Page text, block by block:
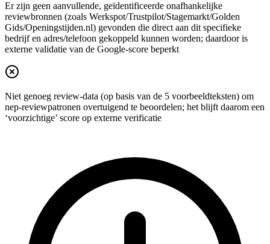
Er zijn geen aanvullende, geïdentificeerde onafhankelijke
reviewbronnen (zoals Werkspot/Trustpilot/Stagemarkt/Golden
Gids/Openingstijden.nl) gevonden die direct aan dit specifieke
bedrijf en adres/telefoon gekoppeld kunnen worden; daardoor is
externe validatie van de Google-score beperkt
Niet genoeg review-data (op basis van de 5 voorbeeldteksten) om
nep-reviewpatronen overtuigend te beoordelen; het blijft daarom een
‘voorzichtige’ score op externe verificatie